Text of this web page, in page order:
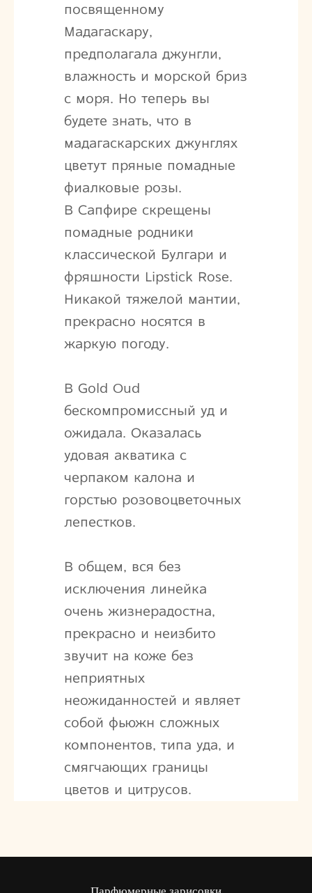
посвященному
Мадагаскару,
предполагала джунгли,
влажность и морской бриз
с моря. Но теперь вы
будете знать, что в
мадагаскарских джунглях
цветут пряные помадные
фиалковые розы.
В Сапфире скрещены
помадные родники
классической Булгари и
фряшности Lipstick Rose.
Никакой тяжелой мантии,
прекрасно носятся в
жаркую погоду.
В Gold Oud
бескомпромиссный уд и
ожидала. Оказалась
удовая акватика с
черпаком калона и
горстью розовоцветочных
лепестков.
В общем, вся без
исключения линейка
очень жизнерадостна,
прекрасно и неизбито
звучит на коже без
неприятных
неожиданностей и являет
собой фьюжн сложных
компонентов, типа уда, и
смягчающих границы
цветов и цитрусов.